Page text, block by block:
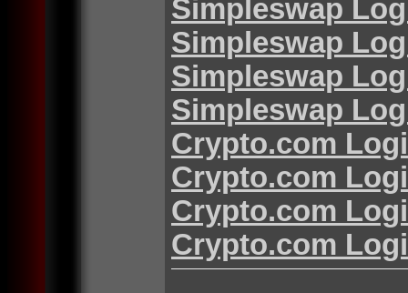
Simpleswap
Simpleswap
Simpleswap
Simpleswap
Crypto.com
Crypto.com
Crypto.com
Crypto.com